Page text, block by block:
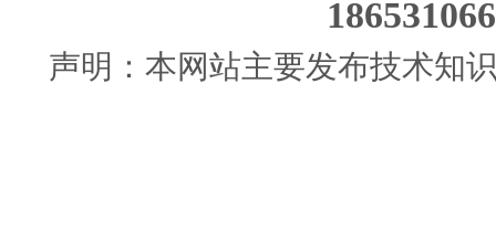
声明：本网站主要发布技术知